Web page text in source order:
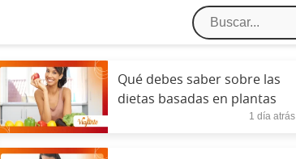
Qué debes saber sobre las
dietas basadas en plantas
1 día atrás